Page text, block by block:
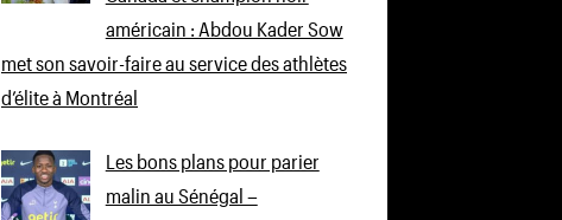
américain : Abdou Kader Sow
met son savoir-faire au service des athlètes
d’élite à Montréal
Les bons plans pour parier
malin au Sénégal –